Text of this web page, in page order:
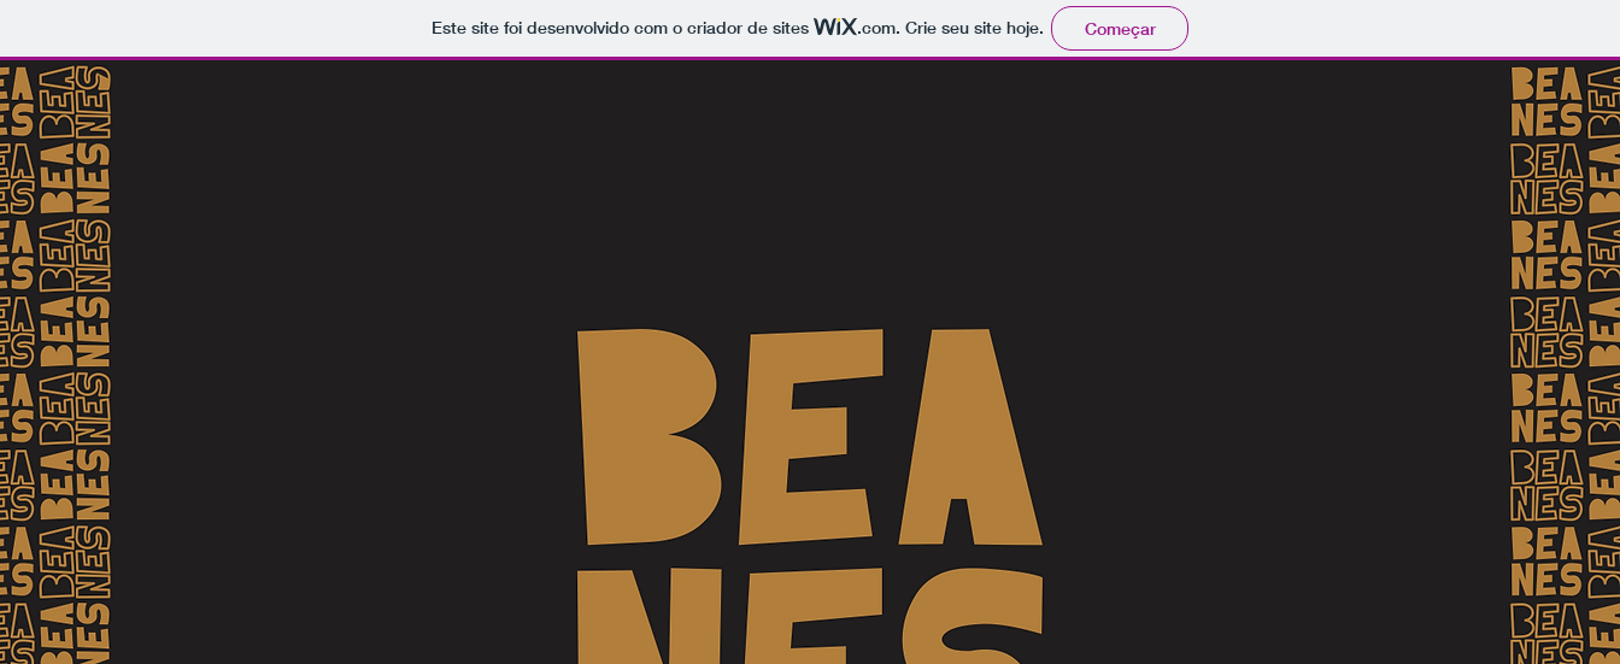
Este site foi desenvolvido com o criador de sites .com. Crie seu site hoje. Começar